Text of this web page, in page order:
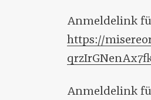
Anmeldelink
https://
Anmeldelink